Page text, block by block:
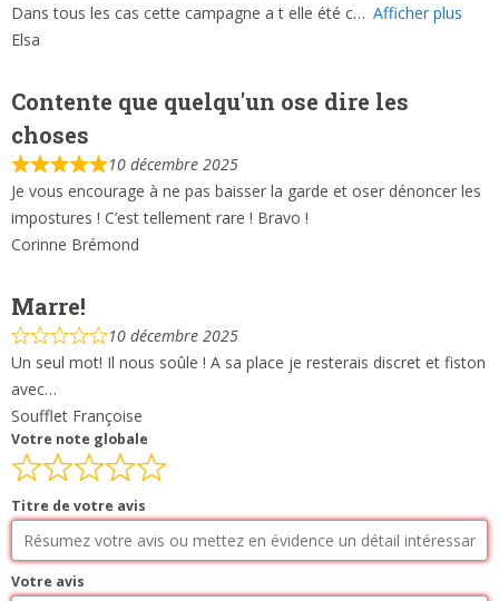
Dans tous les cas cette campagne a t elle été c
Afficher plus
Elsa
Contente que quelqu'un ose dire les
choses
10 décembre 2025
Je vous encourage à ne pas baisser la garde et oser dénoncer les
impostures ! C’est tellement rare ! Bravo !
Corinne Brémond
Marre!
10 décembre 2025
Un seul mot! Il nous soûle ! A sa place je resterais discret et fiston
avec…
Soufflet Françoise
Votre note globale
Titre de votre avis
Votre avis